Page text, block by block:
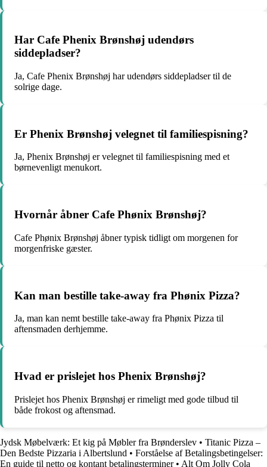
Har Cafe Phenix Brønshøj udendørs
siddepladser?
Ja, Cafe Phenix Brønshøj har udendørs siddepladser til de
solrige dage.
Er Phenix Brønshøj velegnet til familiespisning?
Ja, Phenix Brønshøj er velegnet til familiespisning med et
børnevenligt menukort.
Hvornår åbner Cafe Phønix Brønshøj?
Cafe Phønix Brønshøj åbner typisk tidligt om morgenen for
morgenfriske gæster.
Kan man bestille take-away fra Phønix Pizza?
Ja, man kan nemt bestille take-away fra Phønix Pizza til
aftensmaden derhjemme.
Hvad er prislejet hos Phenix Brønshøj?
Prislejet hos Phenix Brønshøj er rimeligt med gode tilbud til
både frokost og aftensmad.
Jydsk Møbelværk: Et kig på Møbler fra Brønderslev • Titanic Pizza –
Den Bedste Pizzaria i Albertslund • Forståelse af Betalingsbetingelser:
En guide til netto og kontant betalingsterminer• Alt Om Jolly Cola